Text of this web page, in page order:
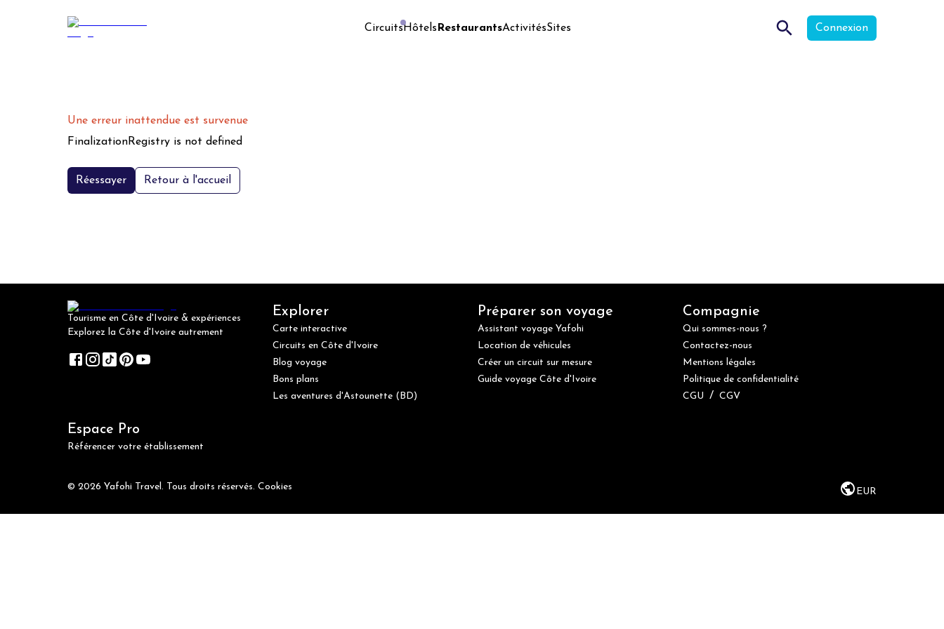
CircuitsHôtels RestaurantsActivitésSites Connexion
Une erreur inattendue est survenue
FinalizationRegistry is not defined
Réessayer Retour à l'accueil
Tourisme en Côte d'Ivoire & expériences
Explorez la Côte d'Ivoire autrement
Explorer
Carte interactive
Circuits en Côte d'Ivoire
Blog voyage
Bons plans
Les aventures d'Astounette (BD)
Préparer son voyage
Assistant voyage Yafohi
Location de véhicules
Créer un circuit sur mesure
Guide voyage Côte d'Ivoire
Compagnie
Qui sommes-nous ?
Contactez-nous
Mentions légales
Politique de confidentialité
CGU / CGV
Espace Pro
Référencer votre établissement
© 2026 Yafohi Travel. Tous droits réservés. Cookies EUR